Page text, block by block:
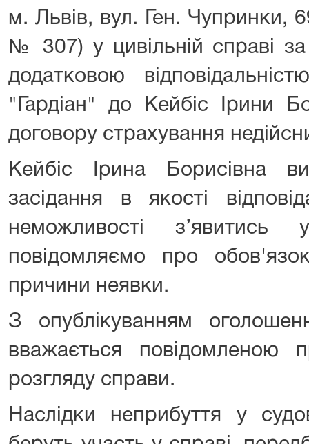
м. Львів, вул. Ген. Чупринки,
№ 307) у цивільній справі
додатковою
"Гардіан" до Кейбіс Ірини
договору страхування
Кейбіс Ірина Борисівна
засідання в якості
неможливості з’явитись
повідомляємо про
причини неявки.
З опублікуванням
вважається повідомленою
розгляду справи.
Наслідки неприбуття у